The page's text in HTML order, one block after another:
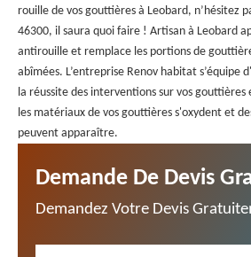
rouille de vos gouttières à Leobard, n’hésitez
46300, il saura quoi faire ! Artisan à Leobard
antirouille et remplace les portions de
abîmées. L’entreprise Renov habitat s’équipe
la réussite des interventions sur vos
les matériaux de vos gouttières s'oxydent et
peuvent apparaître.
Demande De Devis
Demandez Votre Devis